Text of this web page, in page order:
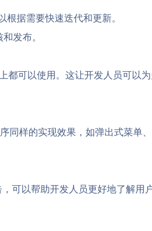
据需要快速迭代和更新。
发布。
都可以使用。这让开发人员可以
同样的实现效果，如弹出式菜单
可以帮助开发人员更好地了解用